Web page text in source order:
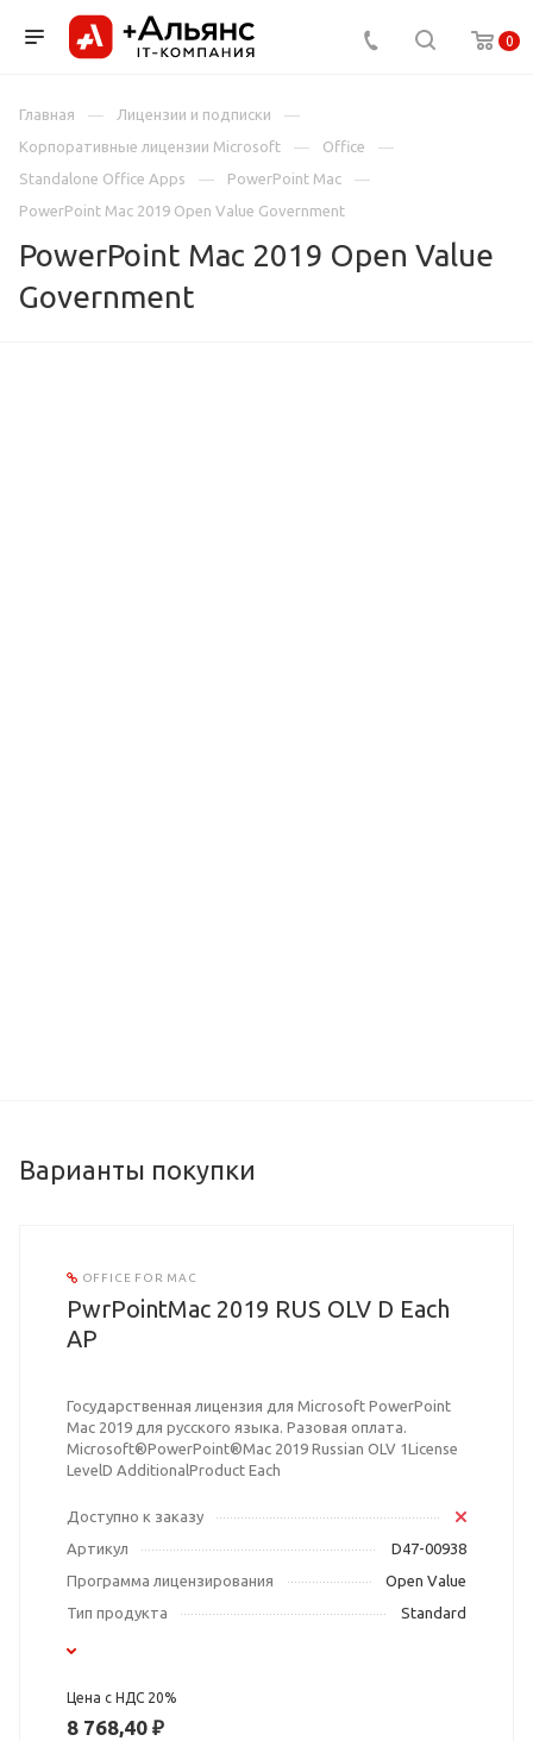
0
Главная
Лицензии и подписки
Корпоративные лицензии Microsoft
Office
Standalone Office Apps
PowerPoint Mac
PowerPoint Mac 2019 Open Value Government
PowerPoint Mac 2019 Open Value
Government
Варианты покупки
OFFICE FOR MAC
PwrPointMac 2019 RUS OLV D Each
AP
Государственная лицензия для Microsoft PowerPoint
Mac 2019 для русского языка. Разовая оплата.
Microsoft®PowerPoint®Mac 2019 Russian OLV 1License
LevelD AdditionalProduct Each
Доступно к заказу
Артикул
D47-00938
Программа лицензирования
Open Value
Тип продукта
Standard
Цена с НДС 20%
8 768,40 ₽